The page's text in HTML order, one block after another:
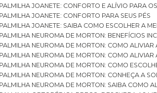
PALMILHA JOANETE: CONFORTO E ALÍVIO PARA
PALMILHA JOANETE: CONFORTO PARA SEUS PÉS
PALMILHA JOANETE: SAIBA COMO ESCOLHER A
PALMILHA NEUROMA DE MORTON: BENEFÍCIOS
PALMILHA NEUROMA DE MORTON: COMO
PALMILHA NEUROMA DE MORTON: COMO
PALMILHA NEUROMA DE MORTON: COMO
PALMILHA NEUROMA DE MORTON: CONHEÇA A
PALMILHA NEUROMA DE MORTON: SAIBA COMO